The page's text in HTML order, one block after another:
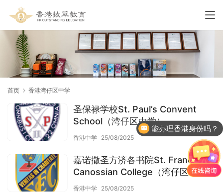
首页 香港湾仔区中学
圣保禄学校St. Paul’s Convent
School（湾仔区中学）
香港中学 25/08/2025
嘉诺撒圣方济各书院St. Francis’
Canossian College（湾仔区中学）
香港中学 25/08/2025
能办理香港身份吗？